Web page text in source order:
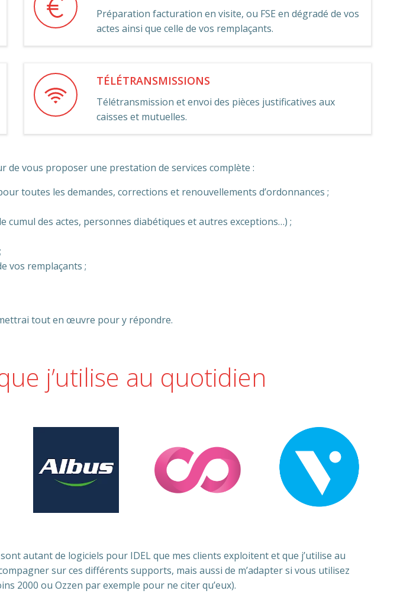
Préparation facturation en visite, ou FSE en dégradé de vos
actes ainsi que celle de vos remplaçants.
TÉLÉTRANSMISSIONS
Télétransmission et envoi des pièces justificatives aux
caisses et mutuelles.
de vous proposer une prestation de services complète :
toutes les demandes, corrections et renouvellements d’ordonnances ;
cumul des actes, personnes diabétiques et autres exceptions…) ;
vos remplaçants ;
tout en œuvre pour y répondre.
j’utilise au quotidien
autant de logiciels pour IDEL que mes clients exploitent et que j’utilise au
sur ces différents supports, mais aussi de m’adapter si vous utilisez
2000 ou Ozzen par exemple pour ne citer qu’eux).